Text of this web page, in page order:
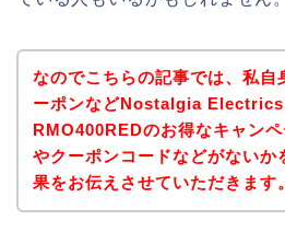
なのでこちらの記事では、私自
ーポンなどNostalgia Electrics
RMO400REDのお得なキャン
やクーポンコードなどがないか
果をお伝えさせていただきます。